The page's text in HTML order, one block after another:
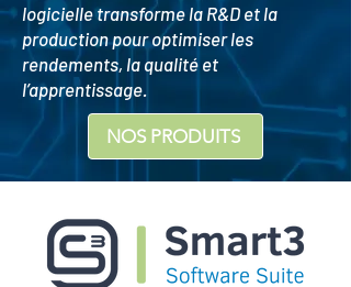
logicielle transforme la R&D et la
production pour optimiser les
rendements, la qualité et
l’apprentissage.
NOS PRODUITS